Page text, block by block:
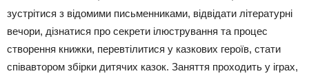
зустрітися з відомими письменниками, відвідати літературні
вечори, дізнатися про секрети ілюстрування та процес
створення книжки, перевтілитися у казкових героїв, стати
співавтором збірки дитячих казок. Заняття проходить у іграх,